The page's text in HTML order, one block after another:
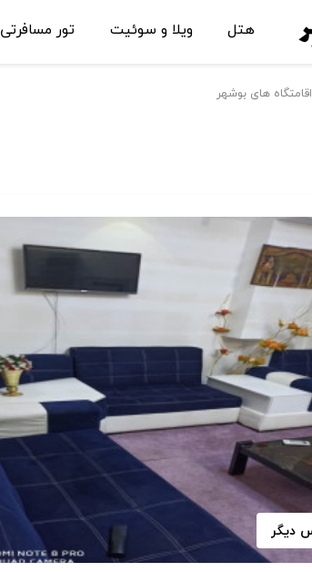
هتل ویلا و سوئیت تور مسافرتی
اقامتگاه های بوشهر